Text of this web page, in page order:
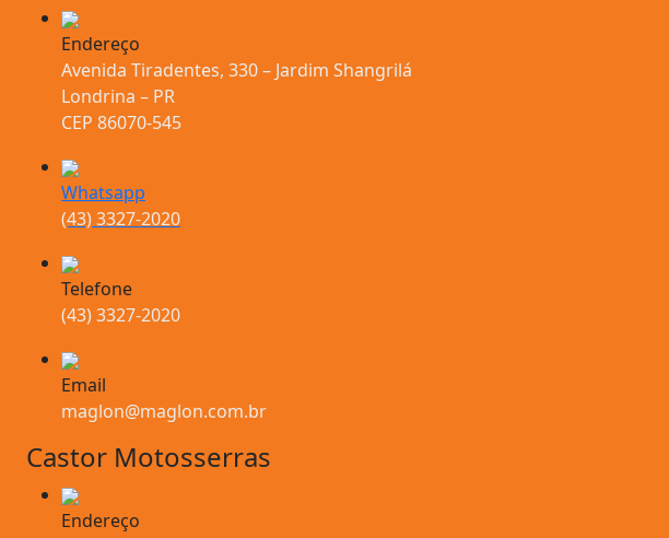
Endereço
Avenida Tiradentes, 330 – Jardim Shangrilá
Londrina – PR
CEP 86070-545
Whatsapp
(43) 3327-2020
Telefone
(43) 3327-2020
Email
maglon@maglon.com.br
Castor Motosserras
Endereço